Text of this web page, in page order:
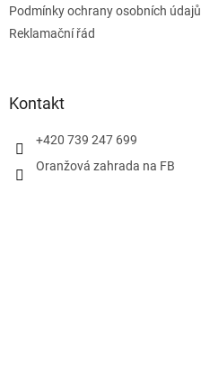
Podmínky ochrany osobních údajů
Reklamační řád
Kontakt
+420 739 247 699
Oranžová zahrada na FB